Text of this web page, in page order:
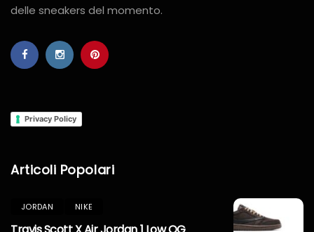
delle sneakers del momento.
Privacy Policy
Articoli Popolari
JORDAN NIKE